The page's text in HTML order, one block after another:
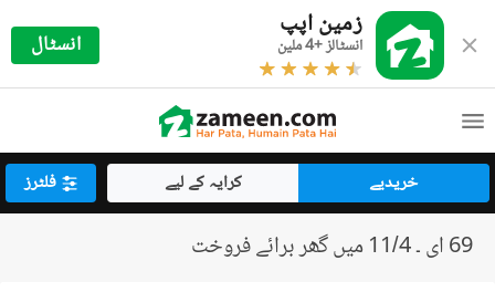
زمین اپپ
انسٹالز +4 ملین انسٹال
خریدیے کرایہ کے لیے فلٹرز
69 ای ۔ 11/4 میں گھر برائے فروخت